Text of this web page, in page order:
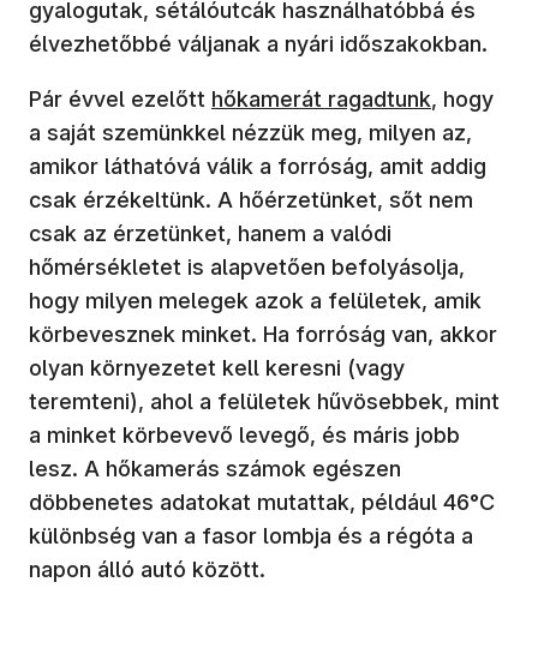
gyalogutak, sétálóutcák használhatóbbá és
élvezhetőbbé váljanak a nyári időszakokban.
Pár évvel ezelőtt hőkamerát ragadtunk, hogy
a saját szemünkkel nézzük meg, milyen az,
amikor láthatóvá válik a forróság, amit addig
csak érzékeltünk. A hőérzetünket, sőt nem
csak az érzetünket, hanem a valódi
hőmérsékletet is alapvetően befolyásolja,
hogy milyen melegek azok a felületek, amik
körbevesznek minket. Ha forróság van, akkor
olyan környezetet kell keresni (vagy
teremteni), ahol a felületek hűvösebbek, mint
a minket körbevevő levegő, és máris jobb
lesz. A hőkamerás számok egészen
döbbenetes adatokat mutattak, például 46°C
különbség van a fasor lombja és a régóta a
napon álló autó között.